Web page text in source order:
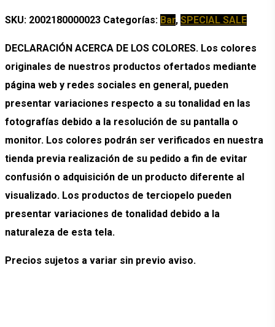
SKU: 2002180000023 Categorías: Bar, SPECIAL SALE
DECLARACIÓN ACERCA DE LOS COLORES. Los colores
originales de nuestros productos ofertados mediante
página web y redes sociales en general, pueden
presentar variaciones respecto a su tonalidad en las
fotografías debido a la resolución de su pantalla o
monitor. Los colores podrán ser verificados en nuestra
tienda previa realización de su pedido a fin de evitar
confusión o adquisición de un producto diferente al
visualizado. Los productos de terciopelo pueden
presentar variaciones de tonalidad debido a la
naturaleza de esta tela.
Precios sujetos a variar sin previo aviso.